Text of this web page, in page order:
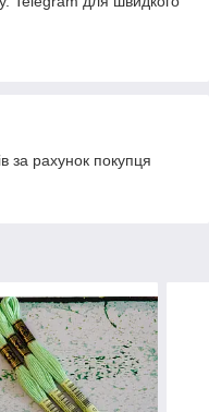
за рахунок покупця